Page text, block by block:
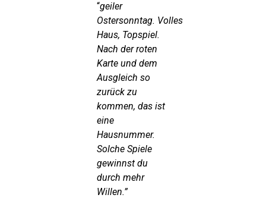
“geiler
Ostersonntag. Volles
Haus, Topspiel.
Nach der roten
Karte und dem
Ausgleich so
zurück zu
kommen, das ist
eine
Hausnummer.
Solche Spiele
gewinnst du
durch mehr
Willen.”